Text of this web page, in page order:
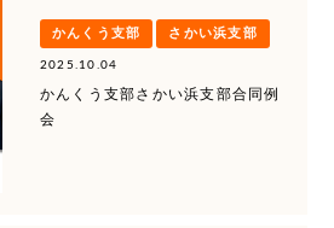
かんくう支部 さかい浜支部
2025.10.04
かんくう支部さかい浜支部合同例
会